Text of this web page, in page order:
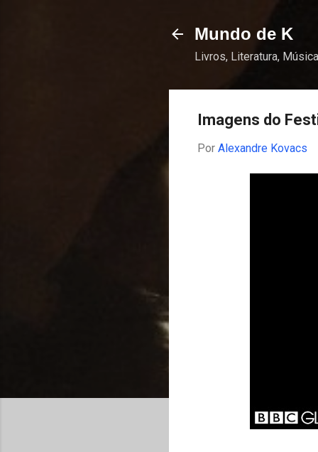
Mundo de K
Livros, Literatura,
Imagens do
Por Alexandre Kovacs